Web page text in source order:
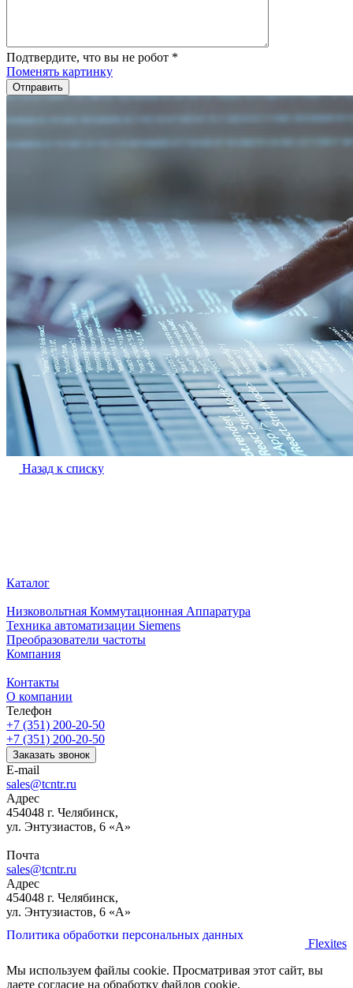
Подтвердите, что вы не робот *
Поменять картинку
Назад к списку
Каталог
Низковольтная Коммутационная Аппаратура
Техника автоматизации Siemens
Преобразователи частоты
Компания
Контакты
О компании
Телефон
+7 (351) 200-20-50
+7 (351) 200-20-50
Заказать звонок
E-mail
sales@tcntr.ru
Адрес
454048 г. Челябинск,
ул. Энтузиастов, 6 «А»
Почта
sales@tcntr.ru
Адрес
454048 г. Челябинск,
ул. Энтузиастов, 6 «А»
Политика обработки персональных данных
Flexites
Мы используем файлы cookie. Просматривая этот сайт, вы
даете согласие на обработку файлов cookie.